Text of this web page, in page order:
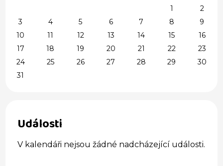
1
2
3
4 5 6 7 8
9
10
11 12 13 14 15
16
17
18 19 20 21 22
23
24
25 26 27 28 29
30
31
Události
V kalendáři nejsou žádné nadcházející události.